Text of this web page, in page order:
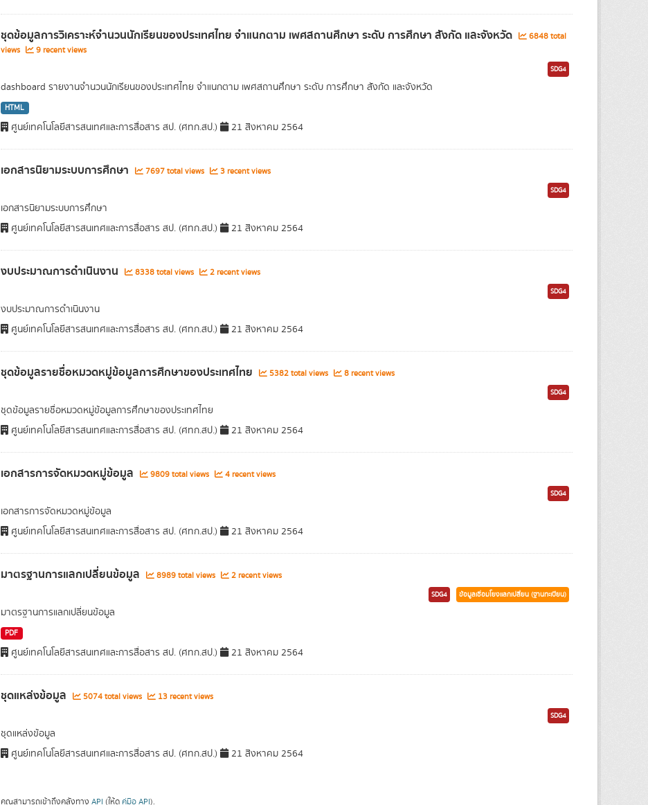
ชุดข้อมูลการวิเคราะห์จำนวนนักเรียนของประเทศไทย จำแนกตาม เพศสถานศึกษา ระดับ การศึกษา สังกัด และจังหวัด
6848 total
views
9 recent views
SDG4
dashboard รายงานจำนวนนักเรียนของประเทศไทย จำแนกตาม เพศสถานศึกษา ระดับ การศึกษา สังกัด และจังหวัด
HTML
ศูนย์เทคโนโลยีสารสนเทศและการสื่อสาร สป. (ศทก.สป.) 21 สิงหาคม 2564
เอกสารนิยามระบบการศึกษา 7697 total views 3 recent views
SDG4
เอกสารนิยามระบบการศึกษา
ศูนย์เทคโนโลยีสารสนเทศและการสื่อสาร สป. (ศทก.สป.)
21 สิงหาคม 2564
งบประมาณการดำเนินงาน 8338 total views 2 recent views
SDG4
งบประมาณการดำเนินงาน
ศูนย์เทคโนโลยีสารสนเทศและการสื่อสาร สป. (ศทก.สป.)
21 สิงหาคม 2564
ชุดข้อมูลรายชื่อหมวดหมู่ข้อมูลการศึกษาของประเทศไทย 5382 total views 8 recent views
SDG4
ชุดข้อมูลรายชื่อหมวดหมู่ข้อมูลการศึกษาของประเทศไทย
ศูนย์เทคโนโลยีสารสนเทศและการสื่อสาร สป. (ศทก.สป.)
21 สิงหาคม 2564
เอกสารการจัดหมวดหมู่ข้อมูล 9809 total views 4 recent views
SDG4
เอกสารการจัดหมวดหมู่ข้อมูล
ศูนย์เทคโนโลยีสารสนเทศและการสื่อสาร สป. (ศทก.สป.)
21 สิงหาคม 2564
มาตรฐานการแลกเปลี่ยนข้อมูล 8989 total views 2 recent views
SDG4 ข้อมูลเชื่อมโยงแลกเปลี่ยน (ฐานทะเบียน)
มาตรฐานการแลกเปลี่ยนข้อมูล
PDF
ศูนย์เทคโนโลยีสารสนเทศและการสื่อสาร สป. (ศทก.สป.) 21 สิงหาคม 2564
ชุดแหล่งข้อมูล 5074 total views 13 recent views
SDG4
ชุดแหล่งข้อมูล
ศูนย์เทคโนโลยีสารสนเทศและการสื่อสาร สป. (ศทก.สป.)
21 สิงหาคม 2564
คุณสามารถเข้าถึงคลังทาง API (ให้ดู คู่มือ API).